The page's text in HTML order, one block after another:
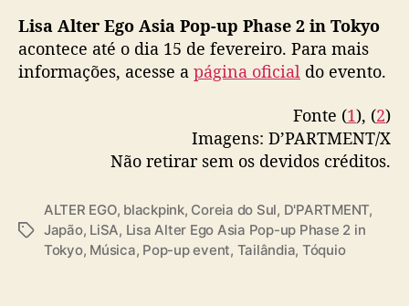
(
L
A
P
I
K
e
l
が、東京にて開催決定✨
本POP-UPでは、LISAが実際にステージやPVで
楽曲ごとに異なる表情を見せる『ALTER…
pic.twitter.com/dxRc6qY1Bq
January 9, 2026
Lisa Alter Ego Asia Pop-up Phase 2 in Tokyo
acontece até o dia 15 de fevereiro. Para mais
informações, acesse a página oficial do evento.
Fonte (1), (2)
Imagens: D’PARTMENT/X
Não retirar sem os devidos créditos.
T
ALTER EGO, blackpink, Coreia do Sul, D'PARTMENT,
Japão, LiSA, Lisa Alter Ego Asia Pop-up Phase 2 in
Tokyo, Música, Pop-up event, Tailândia, Tóquio